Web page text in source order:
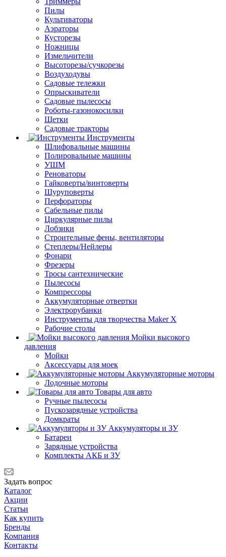
Пилы
Культиваторы
Аэраторы
Кусторезы
Ножницы
Измельчители
Высоторезы/сучкорезы
Воздуходувы
Садовые тележки
Опрыскиватели
Садовые пылесосы
Роботы-газонокосилки
Щетки
Садовые тракторы
Инструменты
Шлифовальные машины
Полировальные машины
УШМ
Реноваторы
Гайковерты/винтоверты
Шуруповерты
Перфораторы
Сабельные пилы
Циркулярные пилы
Лобзики
Строительные фены, вентиляторы
Степлеры/Нейлеры
Фонари
Фрезеры
Тросы сантехнические
Пылесосы
Компрессоры
Аккумуляторные отвертки
Электрорубанки
Инструменты для творчества Maker X
Рабочие столы
Мойки высокого
давления
Мойки
Аксессуары для моек
Аккумуляторные моторы
Лодочные моторы
Товары для авто
Ручные пылесосы
Пускозарядные устройства
Домкраты
Аккумуляторы и ЗУ
Батареи
Зарядные устройства
Комплекты АКБ и ЗУ
Задать вопрос
Каталог
Акции
Статьи
Как купить
Бренды
Компания
Контакты